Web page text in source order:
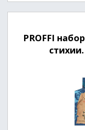
PROFFI